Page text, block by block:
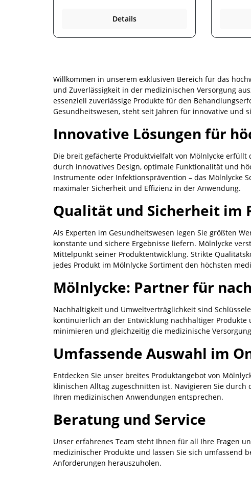
Bein- und Fußgeschwüre sowie
klinisch erwiesen, dass Mepilex
Routinemaßnahmen zur
Dekubitusprävention angewendet
wird
Details
Pro
sicher
Willkommen in unserem exklusiven Bereich für das
und Zuverlässigkeit in der medizinischen Versorgung
essenziell zuverlässige Produkte für den
Gesundheitswesen, steht seit Jahren für innovative und
Innovative Lösungen für
Die breit gefächerte Produktvielfalt von Mölnlycke
durch innovatives Design, optimale Funktionalität und
Instrumente oder Infektionsprävention – das Mölnlycke
maximaler Sicherheit und Effizienz in der Anwendung.
Qualität und Sicherheit im
Als Experten im Gesundheitswesen legen Sie größten
konstante und sichere Ergebnisse liefern. Mölnlycke
Mittelpunkt seiner Produktentwicklung. Strikte
jedes Produkt im Mölnlycke Sortiment den höchsten
Mölnlycke: Partner für
Nachhaltigkeit und Umweltverträglichkeit sind
kontinuierlich an der Entwicklung nachhaltiger Produkte
minimieren und gleichzeitig die medizinische
Umfassende Auswahl im
Entdecken Sie unser breites Produktangebot von
klinischen Alltag zugeschnitten ist. Navigieren Sie
Ihren medizinischen Anwendungen entsprechen.
Beratung und Service
Unser erfahrenes Team steht Ihnen für all Ihre Fragen
medizinischer Produkte und lassen Sie sich umfassend
Anforderungen herauszuholen.